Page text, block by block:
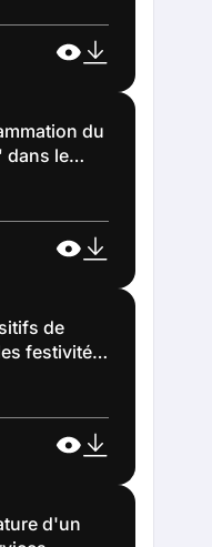
de
(divers
concours
du
dans le
le
au
(DECISION
de
festivités
d'un